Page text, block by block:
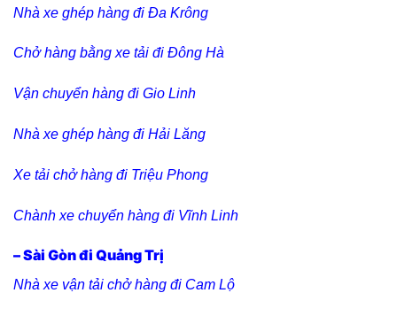
Nhà xe ghép hàng đi Đa Krông
Chở hàng bằng xe tải đi Đông Hà
Vận chuyển hàng đi Gio Linh
Nhà xe ghép hàng đi Hải Lăng
Xe tải chở hàng đi Triệu Phong
Chành xe chuyển hàng đi Vĩnh Linh
– Sài Gòn đi Quảng Trị
Nhà xe vận tải chở hàng đi Cam Lộ